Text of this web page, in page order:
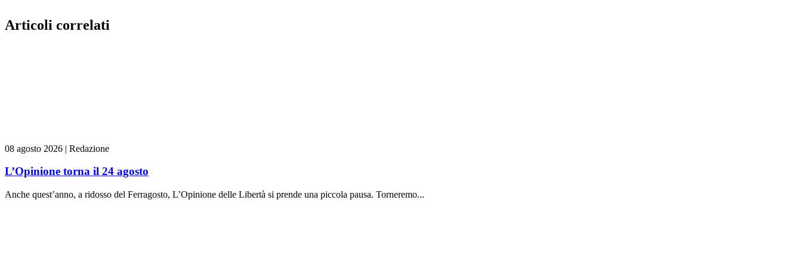
Articoli correlati
08 agosto 2026 | Redazione
L’Opinione torna il 24 agosto
Anche quest’anno, a ridosso del Ferragosto, L’Opinione delle Libertà si prende una piccola pausa. Torneremo...